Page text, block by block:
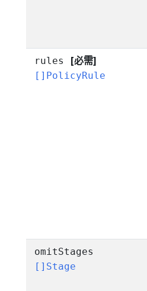
rules [必需]
[]PolicyRule
omitStages
[]Stage